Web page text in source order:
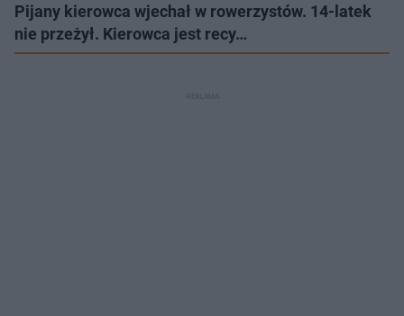
Pijany kierowca wjechał w rowerzystów. 14-latek
nie przeżył. Kierowca jest recy…